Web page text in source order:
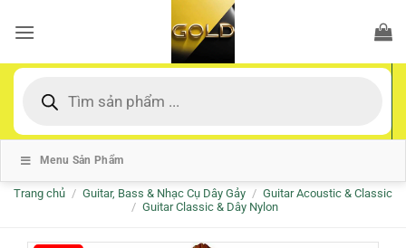
qua
dung
kiếm
Menu Sản Phẩm
Trang chủ / Guitar, Bass & Nhạc Cụ Dây Gảy / Guitar Acoustic & Classic
/ Guitar Classic & Dây Nylon